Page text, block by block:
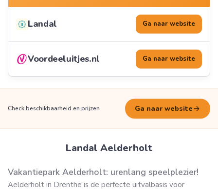
Landal Ga naar website
Voordeeluitjes.nl Ga naar website
Check beschikbaarheid en prijzen Ga naar website arrow_forward
Landal Aelderholt
Vakantiepark Aelderholt: urenlang speelplezier!
Aelderholt in Drenthe is de perfecte uitvalbasis voor